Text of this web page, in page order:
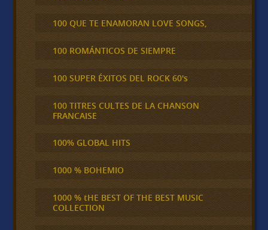
100 QUE TE ENAMORAN LOVE SONGS,
100 ROMÁNTICOS DE SIEMPRE
100 SUPER ÉXITOS DEL ROCK 60's
100 TITRES CULTES DE LA CHANSON
FRANCAISE
100% GLOBAL HITS
1000 % BOHEMIO
1000 % tHE BEST OF THE BEST MUSIC
COLLECTION